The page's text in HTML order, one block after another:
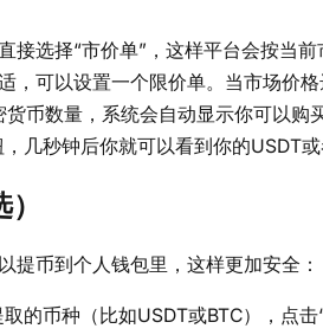
接选择“市价单”，这样平台会按当前
，可以设置一个限价单。当市场价
币数量，系统会自动显示你可以购
几秒钟后你就可以看到你的USDT
提币到个人钱包里，这样更加安全：
的币种（比如USDT或BTC），点击“